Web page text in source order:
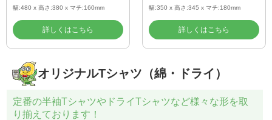
幅:480 x 高さ:380 x マチ:160mm
詳しくはこちら
幅:350 x 高さ:345 x マチ:180mm
詳しくはこちら
オリジナルTシャツ（綿・ドライ）
定番の半袖TシャツやドライTシャツなど様々な形を取
り揃えております！